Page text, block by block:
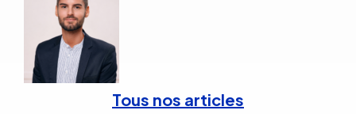
Tous nos articles